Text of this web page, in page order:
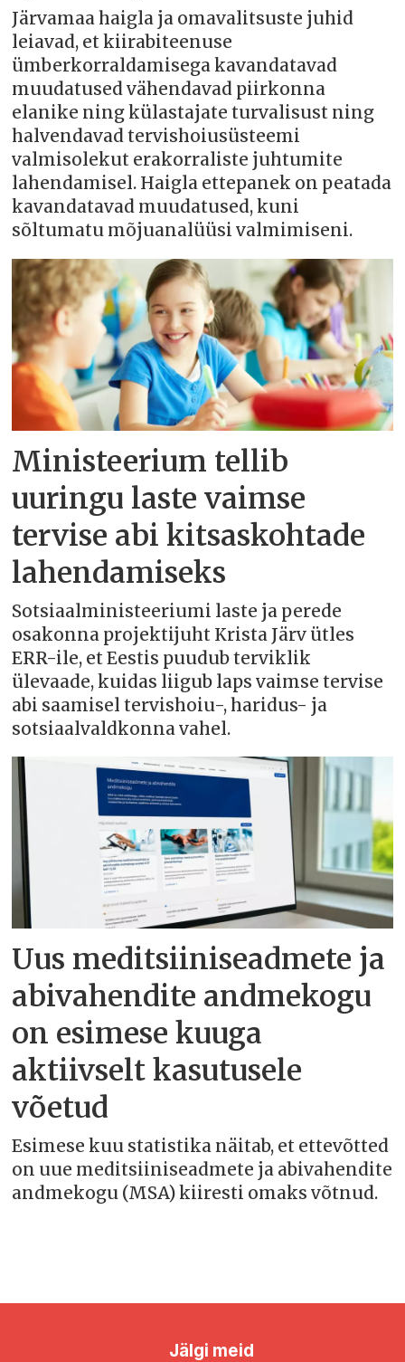
Järvamaa haigla ja omavalitsuste juhid
leiavad, et kiirabiteenuse
ümberkorraldamisega kavandatavad
muudatused vähendavad piirkonna
elanike ning külastajate turvalisust ning
halvendavad tervishoiusüsteemi
valmisolekut erakorraliste juhtumite
lahendamisel. Haigla ettepanek on peatada
kavandatavad muudatused, kuni
sõltumatu mõjuanalüüsi valmimiseni.
Ministeerium tellib
uuringu laste vaimse
tervise abi kitsaskohtade
lahendamiseks
Sotsiaalministeeriumi laste ja perede
osakonna projektijuht Krista Järv ütles
ERR-ile, et Eestis puudub terviklik
ülevaade, kuidas liigub laps vaimse tervise
abi saamisel tervishoiu-, haridus- ja
sotsiaalvaldkonna vahel.
Uus meditsiiniseadmete ja
abivahendite andmekogu
on esimese kuuga
aktiivselt kasutusele
võetud
Esimese kuu statistika näitab, et ettevõtted
on uue meditsiiniseadmete ja abivahendite
andmekogu (MSA) kiiresti omaks võtnud.
Jälgi meid